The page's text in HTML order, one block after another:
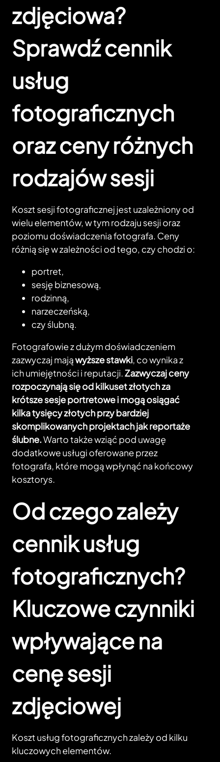
zdjęciowa?
Sprawdź cennik
usług
fotograficznych
oraz ceny różnych
rodzajów sesji
Koszt sesji fotograficznej jest uzależniony od
wielu elementów, w tym rodzaju sesji oraz
poziomu doświadczenia fotografa. Ceny
różnią się w zależności od tego, czy chodzi o:
portret,
sesję biznesową,
rodzinną,
narzeczeńską,
czy ślubną.
Fotografowie z dużym doświadczeniem
zazwyczaj mająwyższe stawki, co wynika z
ich umiejętności i reputacji.Zazwyczaj ceny
rozpoczynają się od kilkuset złotych za
krótsze sesje portretowe i mogą osiągać
kilka tysięcy złotych przy bardziej
skomplikowanych projektach jak reportaże
ślubne.Warto także wziąć pod uwagę
dodatkowe usługi oferowane przez
fotografa, które mogą wpłynąć na końcowy
kosztorys.
Od czego zależy
cennik usług
fotograficznych?
Kluczowe czynniki
wpływające na
cenę sesji
zdjęciowej
Koszt usług fotograficznych zależy od kilku
kluczowych elementów.